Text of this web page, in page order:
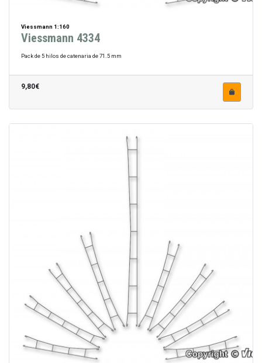
Viessmann 1:160
Viessmann 4334
Pack de 5 hilos de catenaria de 71.5 mm
9,80€